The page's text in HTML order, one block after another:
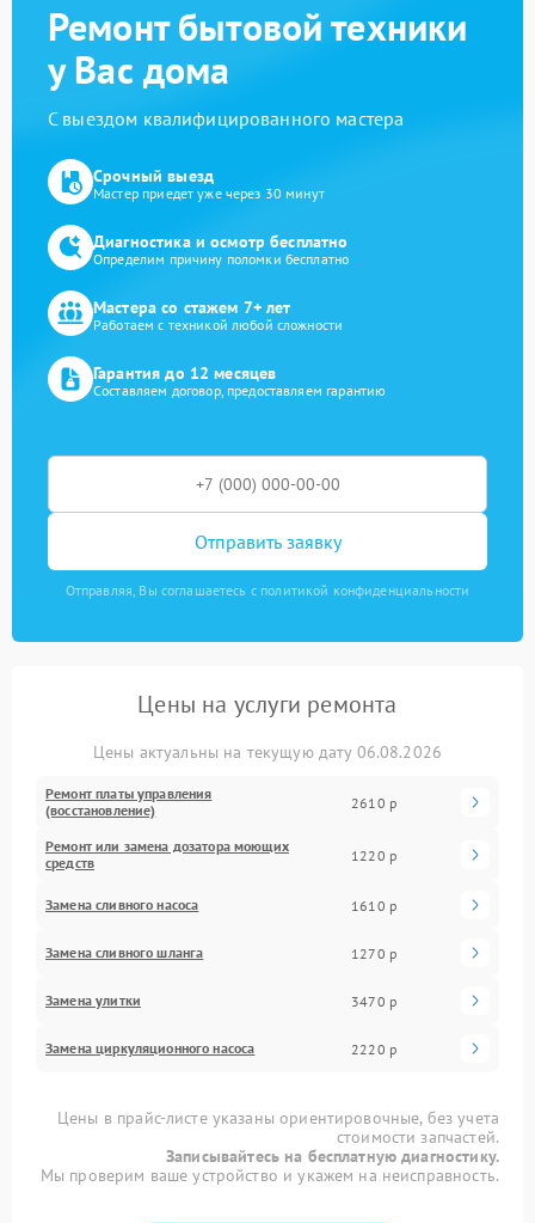
Ремонт бытовой техники
у Вас дома
С выездом квалифицированного мастера
Срочный выезд
Мастер приедет уже через 30 минут
Диагностика и осмотр бесплатно
Определим причину поломки бесплатно
Мастера со стажем 7+ лет
Работаем с техникой любой сложности
Гарантия до 12 месяцев
Составляем договор, предоставляем гарантию
Отправить заявку
Отправляя, Вы соглашаетесь с политикой конфиденциальности
Цены на услуги ремонта
Цены актуальны на текущую дату 06.08.2026
Ремонт платы управления
(восстановление)
2610 р
Ремонт или замена дозатора моющих
средств
1220 р
Замена сливного насоса 1610 р
Замена сливного шланга 1270 р
Замена улитки 3470 р
Замена циркуляционного насоса 2220 р
Цены в прайс-листе указаны ориентировочные, без учета
стоимости запчастей.
Записывайтесь на бесплатную диагностику.
Мы проверим ваше устройство и укажем на неисправность.